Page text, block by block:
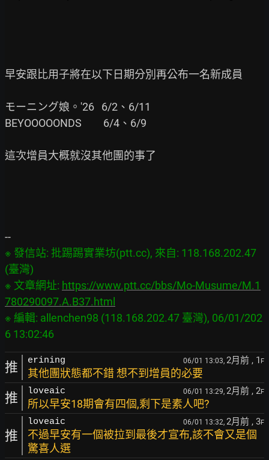
早安跟比用子將在以下日期分別再公布一名新成員
モーニング娘。'26   6/2、6/11
BEYOOOOONDS         6/4、6/9
這次增員大概就沒其他團的事了
※ 發信站: 批踢踢實業坊(ptt.cc), 來自: 118.168.202.47
(臺灣)
※ 文章網址: https://www.ptt.cc/bbs/Mo-Musume/M.1
780290097.A.B37.html
※ 編輯: allenchen98 (118.168.202.47 臺灣), 06/01/202
推 erining 06/01 13:03, 2月前 , 1 F
其他團狀態都不錯 想不到增員的必要
推 loveaic 06/01 13:29, 2月前 , 2F
所以早安18期會有四個,剩下是素人吧?
推
loveaic 06/01 13:32, 2月前 , 3F
不過早安有一個被拉到最後才宣布,該不會又是個
驚喜人選